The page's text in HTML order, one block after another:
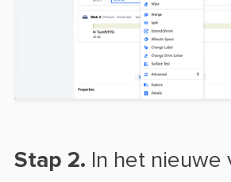
Stap 2. In het nieuwe